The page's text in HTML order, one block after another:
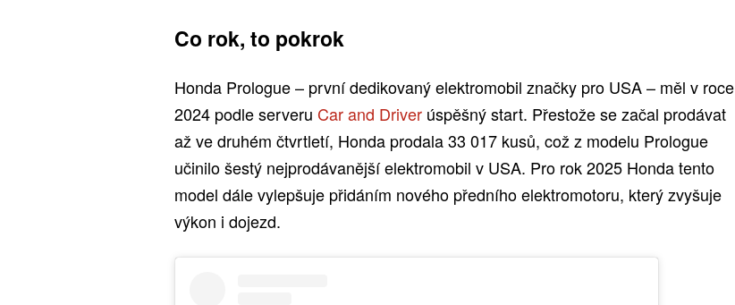
Co rok, to pokrok
Honda Prologue – první dedikovaný elektromobil značky pro USA – měl v roce
2024 podle serveru Car and Driver úspěšný start. Přestože se začal prodávat
až ve druhém čtvrtletí, Honda prodala 33 017 kusů, což z modelu Prologue
učinilo šestý nejprodávanější elektromobil v USA. Pro rok 2025 Honda tento
model dále vylepšuje přidáním nového předního elektromotoru, který zvyšuje
výkon i dojezd.